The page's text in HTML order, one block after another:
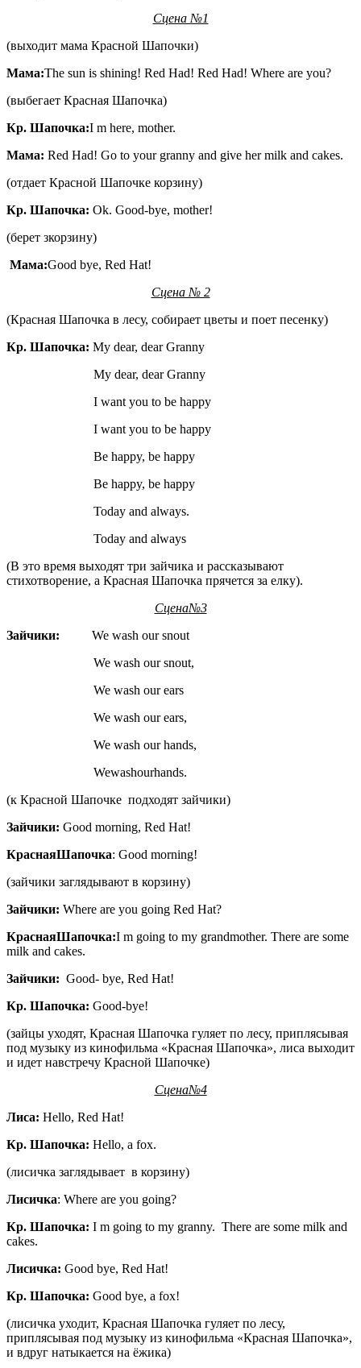
Сцена №1
(выходит мама Красной Шапочки)
Мама:The sun is shining! Red Had! Red Had! Where are you?
(выбегает Красная Шапочка)
Кр. Шапочка:I m here, mother.
Мама: Red Had! Go to your granny and give her milk and cakes.
(отдает Красной Шапочке корзину)
Кр. Шапочка: Ok. Good-bye, mother!
(берет зкорзину)
Мама:Good bye, Red Hat!
Сцена № 2
(Красная Шапочка в лесу, собирает цветы и поет песенку)
Кр. Шапочка: My dear, dear Granny
My dear, dear Granny
I want you to be happy
I want you to be happy
Be happy, be happy
Be happy, be happy
Today and always.
Today and always
(В это время выходят три зайчика и рассказывают
стихотворение, а Красная Шапочка прячется за елку).
Сцена№3
Зайчики: We wash our snout
We wash our snout,
We wash our ears
We wash our ears,
We wash our hands,
Wewashourhands.
(к Красной Шапочке подходят зайчики)
Зайчики: Good morning, Red Hat!
КраснаяШапочка: Good morning!
(зайчики заглядывают в корзину)
Зайчики: Where are you going Red Hat?
КраснаяШапочка:I m going to my grandmother. There are some
milk and cakes.
Зайчики: Good- bye, Red Hat!
Кр. Шапочка: Good-bye!
(зайцы уходят, Красная Шапочка гуляет по лесу, приплясывая
под музыку из кинофильма «Красная Шапочка», лиса выходит
и идет навстречу Красной Шапочке)
Сцена№4
Лиса: Hello, Red Hat!
Кр. Шапочка: Hello, a fox.
(лисичка заглядывает в корзину)
Лисичка: Where are you going?
Кр. Шапочка: I m going to my granny. There are some milk and
cakes.
Лисичка: Good bye, Red Hat!
Кр. Шапочка: Good bye, a fox!
(лисичка уходит, Красная Шапочка гуляет по лесу,
приплясывая под музыку из кинофильма «Красная Шапочка»,
и вдруг натыкается на ёжика)